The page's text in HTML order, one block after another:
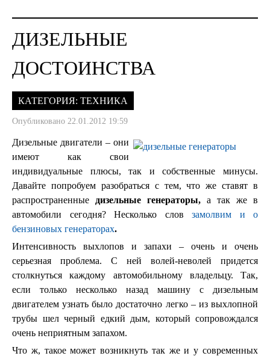
ДИЗЕЛЬНЫЕ
ДОСТОИНСТВА
КАТЕГОРИЯ: ТЕХНИКА
Опубликовано 22.01.2012 19:59
Дизельные двигатели – они
имеют как свои
индивидуальные плюсы, так и собственные минусы.
Давайте попробуем разобраться с тем, что же ставят в
распространенные дизельные генераторы, а так же в
автомобили сегодня? Несколько слов замолвим и о
бензиновых генераторах.
Интенсивность выхлопов и запахи – очень и очень
серьезная проблема. С ней волей-неволей придется
столкнуться каждому автомобильному владельцу. Так,
если только несколько назад машину с дизельным
двигателем узнать было достаточно легко – из выхлопной
трубы шел черный едкий дым, который сопровождался
очень неприятным запахом.
Что ж, такое может возникнуть так же и у современных